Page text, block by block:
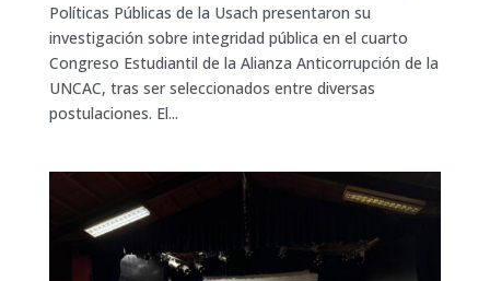
Políticas Públicas de la Usach presentaron su
investigación sobre integridad pública en el cuarto
Congreso Estudiantil de la Alianza Anticorrupción de la
UNCAC, tras ser seleccionados entre diversas
postulaciones. El...